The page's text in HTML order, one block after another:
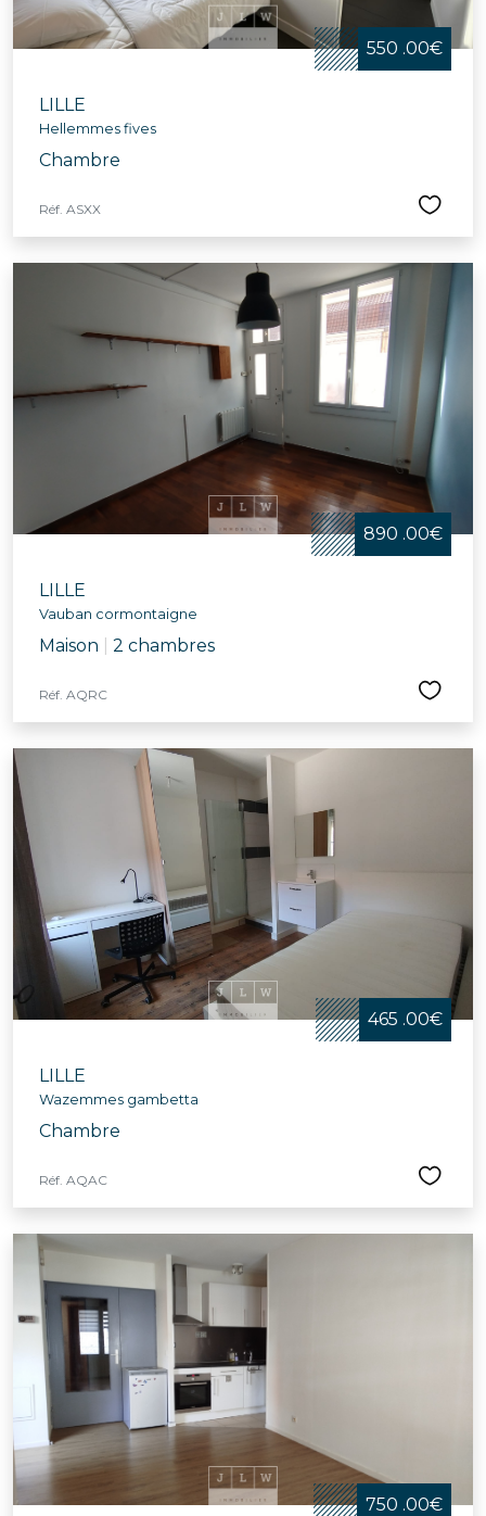
550 .00€
LILLE
Hellemmes fives
Chambre
Réf. ASXX
890 .00€
LILLE
Vauban cormontaigne
Maison 2 chambres
Réf. AQRC
465 .00€
LILLE
Wazemmes gambetta
Chambre
Réf. AQAC
750 .00€